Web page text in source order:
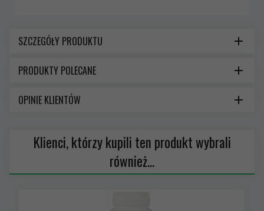
SZCZEGÓŁY PRODUKTU
PRODUKTY POLECANE
OPINIE KLIENTÓW
Klienci, którzy kupili ten produkt wybrali
również...